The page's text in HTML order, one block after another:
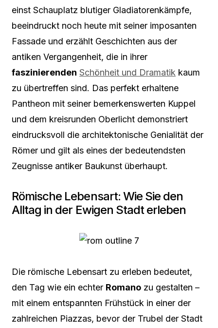
einst Schauplatz blutiger Gladiatorenkämpfe,
beeindruckt noch heute mit seiner imposanten
Fassade und erzählt Geschichten aus der
antiken Vergangenheit, die in ihrer
faszinierenden Schönheit und Dramatik kaum
zu übertreffen sind. Das perfekt erhaltene
Pantheon mit seiner bemerkenswerten Kuppel
und dem kreisrunden Oberlicht demonstriert
eindrucksvoll die architektonische Genialität der
Römer und gilt als eines der bedeutendsten
Zeugnisse antiker Baukunst überhaupt.
Römische Lebensart: Wie Sie den
Alltag in der Ewigen Stadt erleben
Die römische Lebensart zu erleben bedeutet,
den Tag wie ein echter Romano zu gestalten –
mit einem entspannten Frühstück in einer der
zahlreichen Piazzas, bevor der Trubel der Stadt